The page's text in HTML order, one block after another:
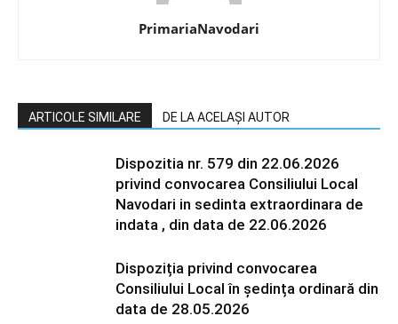
PrimariaNavodari
ARTICOLE SIMILARE DE LA ACELAȘI AUTOR
Dispozitia nr. 579 din 22.06.2026
privind convocarea Consiliului Local
Navodari in sedinta extraordinara de
indata , din data de 22.06.2026
Dispoziția privind convocarea
Consiliului Local în ședința ordinară din
data de 28.05.2026